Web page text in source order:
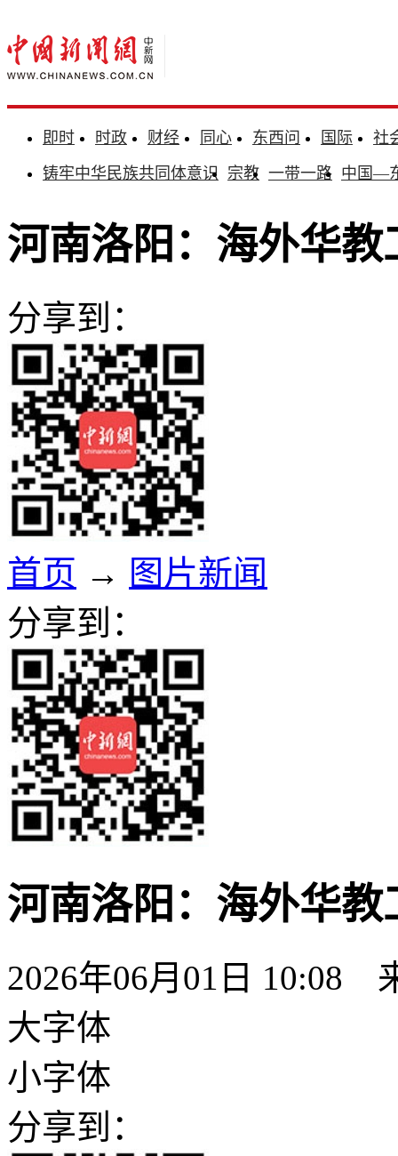
即时 时政 财经 同心 东西问 国际
社
铸牢中华民族共同体意识 宗教 一带一路 中国—
河南洛阳：海外华
分享到：
首页 → 图片新闻
分享到：
河南洛阳：海外华
2026年06月01日 10:08
大字体
小字体
分享到：